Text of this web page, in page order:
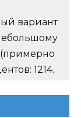
вариант
(примерно
1214.